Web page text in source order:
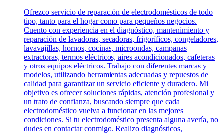
Ofrezco servicio de reparación de electrodomésticos de todo
tipo, tanto para el hogar como para pequeños negocios.
Cuento con experiencia en el diagnóstico, mantenimiento y
reparación de lavadoras, secadoras, frigoríficos, congeladores,
lavavajillas, hornos, cocinas, microondas, campanas
extractoras, termos eléctricos, aires acondicionados, cafeteras
y otros equipos eléctricos. Trabajo con diferentes marcas y
modelos, utilizando herramientas adecuadas y repuestos de
calidad para garantizar un servicio eficiente y duradero. Mi
objetivo es ofrecer soluciones rápidas, atención profesional y
un trato de confianza, buscando siempre que cada
electrodoméstico vuelva a funcionar en las mejores
condiciones. Si tu electrodoméstico presenta alguna avería, no
dudes en contactar conmigo. Realizo diagnósticos,